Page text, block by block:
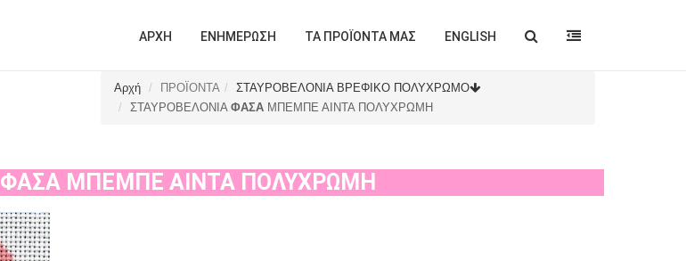
ΑΡΧΗ ΕΝΗΜΕΡΩΣΗ ΤΑ ΠΡΟΪΟΝΤΑ ΜΑΣ ENGLISH
Αρχή ΠΡΟΪΟΝΤΑ
ΣΤΑΥΡΟΒΕΛΟΝΙΑ ΒΡΕΦΙΚΟ ΠΟΛΥΧΡΩΜΟ
ΣΤΑΥΡΟΒΕΛΟΝΙΑ ΦΑΣΑ ΜΠΕΜΠΕ ΑIΝΤΑ ΠΟΛΥΧΡΩΜΗ
ΦΑΣΑΜΠΕΜΠΕ ΑIΝΤΑ ΠΟΛΥΧΡΩΜΗ